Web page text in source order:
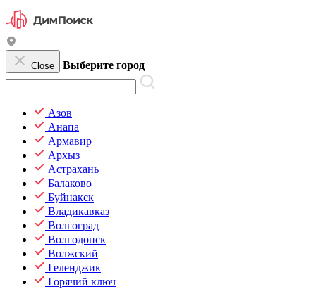
Close Выберите город
Азов
Анапа
Армавир
Архыз
Астрахань
Балаково
Буйнакск
Владикавказ
Волгоград
Волгодонск
Волжский
Геленджик
Горячий ключ